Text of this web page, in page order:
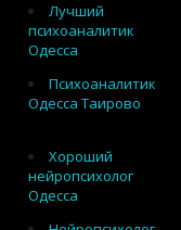
Лучший
психоаналитик
Одесса
Психоаналитик
Одесса Таирово
Хороший
нейропсихолог
Одесса